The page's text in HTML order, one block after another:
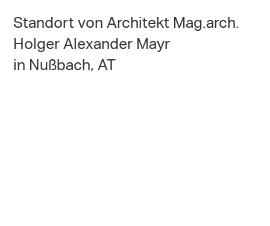
Standort von Architekt Mag.arch.
Holger Alexander Mayr
in Nußbach, AT